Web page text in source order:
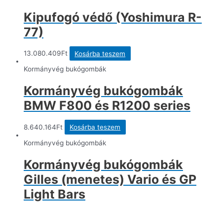
Kipufogó védő (Yoshimura R-
77)
13.080.409Ft
Kosárba teszem
Kormányvég bukógombák
Kormányvég bukógombák
BMW F800 és R1200 series
8.640.164Ft
Kosárba teszem
Kormányvég bukógombák
Kormányvég bukógombák
Gilles (menetes) Vario és GP
Light Bars